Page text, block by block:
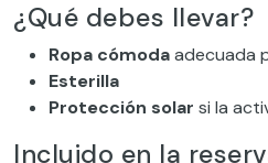
¿Qué debes llevar?
Ropa cómodaadecuada
Esterilla
Protección solar si la
Incluido en la